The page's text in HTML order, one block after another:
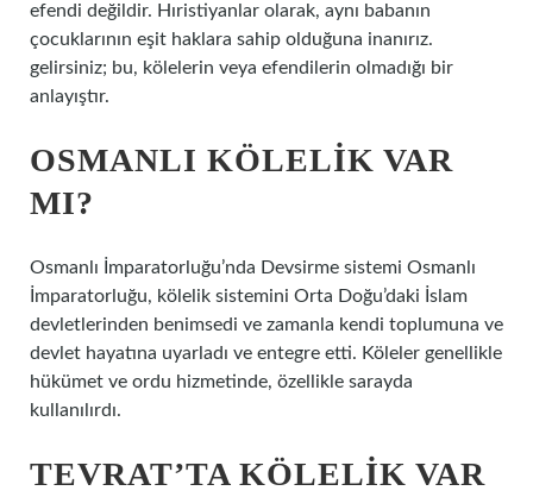
efendi değildir. Hıristiyanlar olarak, aynı babanın
çocuklarının eşit haklara sahip olduğuna inanırız.
gelirsiniz; bu, kölelerin veya efendilerin olmadığı bir
anlayıştır.
OSMANLI KÖLELIK VAR
MI?
Osmanlı İmparatorluğu’nda Devsirme sistemi Osmanlı
İmparatorluğu, kölelik sistemini Orta Doğu’daki İslam
devletlerinden benimsedi ve zamanla kendi toplumuna ve
devlet hayatına uyarladı ve entegre etti. Köleler genellikle
hükümet ve ordu hizmetinde, özellikle sarayda
kullanılırdı.
TEVRAT’TA KÖLELIK VAR